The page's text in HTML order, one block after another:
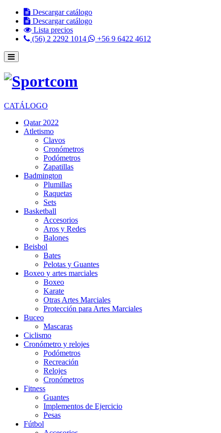
Descargar catálogo
Descargar catálogo
Lista precios
(56) 2 2292 1014
+56 9 6422 4612
CATÁLOGO
Qatar 2022
Atletismo
Clavos
Cronómetros
Podómetros
Zapatillas
Badmington
Plumillas
Raquetas
Sets
Basketball
Accesorios
Aros y Redes
Balones
Beisbol
Bates
Pelotas y Guantes
Boxeo y artes marciales
Boxeo
Karate
Otras Artes Marciales
Protección para Artes Marciales
Buceo
Mascaras
Ciclismo
Cronómetro y relojes
Podómetros
Recreación
Relojes
Cronómetros
Fitness
Guantes
Implementos de Ejercicio
Pesas
Fútbol